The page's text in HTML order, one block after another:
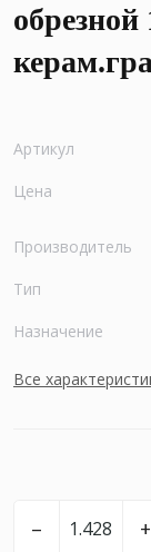
обрезной
Артикул
Цена
Производитель
Тип
Назначение
Все
– +